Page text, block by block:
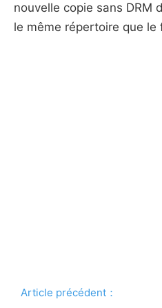
nouvelle copie sans DRM
le même répertoire que le
Article précédent：